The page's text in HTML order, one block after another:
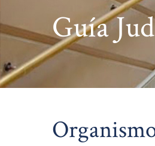
Guía